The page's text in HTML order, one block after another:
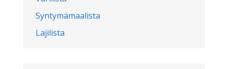
Syntymämaalista
Lajilista